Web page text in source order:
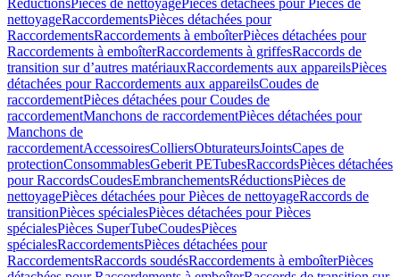
RéductionsPièces de nettoyagePièces détachées pour Pièces de
nettoyageRaccordementsPièces détachées pour
RaccordementsRaccordements à emboîterPièces détachées pour
Raccordements à emboîterRaccordements à griffesRaccords de
transition sur d’autres matériauxRaccordements aux appareilsPièces
détachées pour Raccordements aux appareilsCoudes de
raccordementPièces détachées pour Coudes de
raccordementManchons de raccordementPièces détachées pour
Manchons de
raccordementAccessoiresColliersObturateursJointsCapes de
protectionConsommablesGeberit PETubesRaccordsPièces détachées
pour RaccordsCoudesEmbranchementsRéductionsPièces de
nettoyagePièces détachées pour Pièces de nettoyageRaccords de
transitionPièces spécialesPièces détachées pour Pièces
spécialesPièces SuperTubeCoudesPièces
spécialesRaccordementsPièces détachées pour
RaccordementsRaccords soudésRaccordements à emboîterPièces